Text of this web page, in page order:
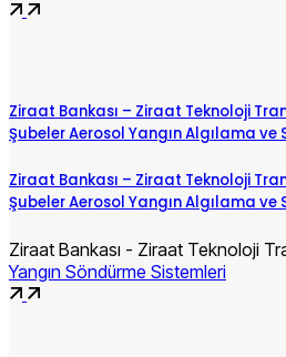
Ziraat Bankası – Ziraat Teknoloji
Şubeler Aerosol Yangın Algılama ve
Ziraat Bankası – Ziraat Teknoloji
Şubeler Aerosol Yangın Algılama ve
Ziraat Bankası - Ziraat Teknoloji
Yangın Söndürme Sistemleri